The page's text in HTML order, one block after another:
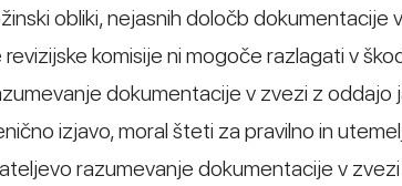
obliki, nejasnih določb dokumentacije
komisije ni mogoče razlagati v
dokumentacije v zvezi z oddajo
izjavo, moral šteti za pravilno in
razumevanje dokumentacije v